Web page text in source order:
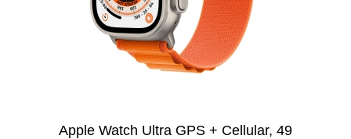
Apple Watch Ultra GPS + Cellular, 49